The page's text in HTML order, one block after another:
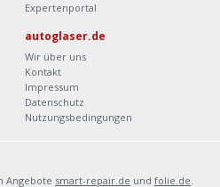
Expertenportal
autoglaser.de
Wir über uns
Kontakt
Impressum
Datenschutz
Nutzungsbedingungen
Angebote smart-repair.de und folie.de.